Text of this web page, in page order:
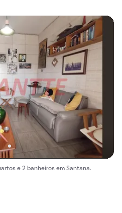
e 2 banheiros em Santana.